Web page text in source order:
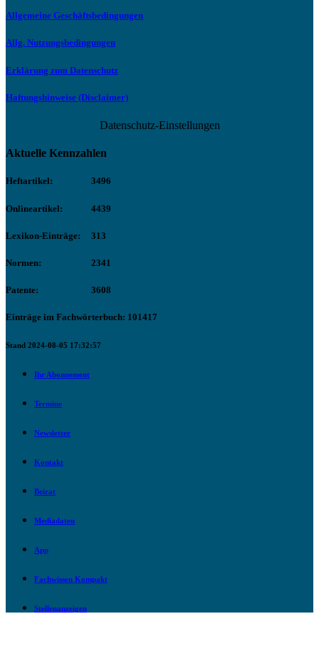
Allgemeine Geschäftsbedingungen
Allg. Nutzungsbedingungen
Erklärung zum Datenschutz
Haftungshinweise (Disclaimer)
Datenschutz-Einstellungen
Aktuelle Kennzahlen
Heftartikel: 3496
Onlineartikel: 4439
Lexikon-Einträge: 313
Normen: 2341
Patente: 3608
Einträge im Fachwörterbuch: 101417
Stand 2024-08-05 17:32:57
Ihr Abonnement
Termine
Newsletter
Kontakt
Beirat
Mediadaten
App
Fachwissen Kompakt
Stellenanzeigen